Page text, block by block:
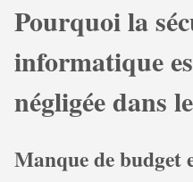
Pourquoi la
informatique
négligée dans
Manque de budget